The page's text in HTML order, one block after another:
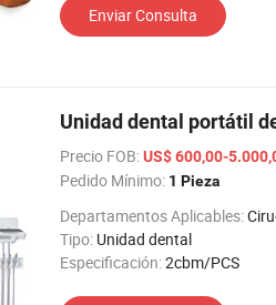
Enviar Consulta
Unidad dental portátil
Precio FOB:US$ 600,00-
Pedido Mínimo: 1 Pieza
Departamentos Aplicables:
Tipo: Unidad dental
Especificación:2cbm/PCS